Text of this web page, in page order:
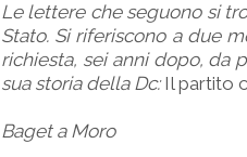
Le lettere che seguono si
Stato. Si riferiscono a due
richiesta, sei anni dopo, da
sua storia della Dc:Il partito
Baget a Moro